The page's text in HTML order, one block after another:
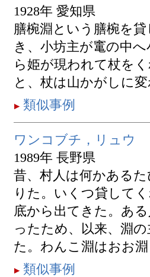
1928年 愛知県
膳椀淵という膳椀を
き、小坊主が竃の中
ら姫が現われて杖を
と、杖は山かがしに
類似事例
ワンコブチ，リュウ
1989年 長野県
昔、村人は何かある
りた。いくつ貸して
底から出てきた。あ
ったため、以来、淵
た。わんこ淵はおお
類似事例